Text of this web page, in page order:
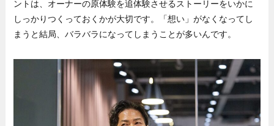
ントは、オーナーの原体験を追体験させるストーリーをいかに
しっかりつくっておくかが大切です。「想い」がなくなってし
まうと結局、バラバラになってしまうことが多いんです。